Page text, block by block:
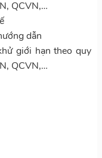
QCVN,…
dẫn
giới hạn theo quy
QCVN,…